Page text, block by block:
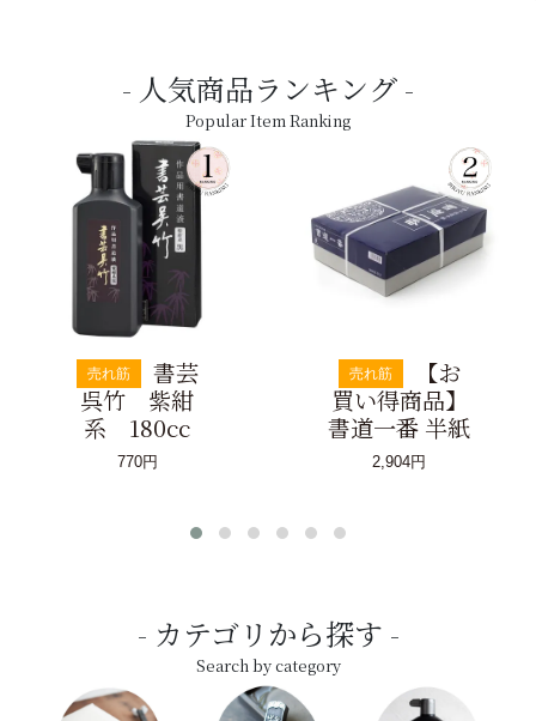
人気商品ランキング
Popular Item Ranking
売れ筋
書芸
呉竹 紫紺
系 180cc
770円
売れ筋
【お
買い得商品】
書道一番 半紙
2,904円
カテゴリから探す
Search by category